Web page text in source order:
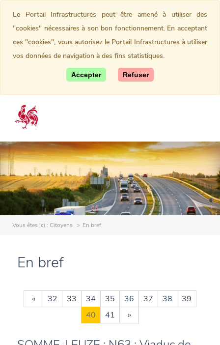
Vous êtes ici : Citoyens En bref
En bref
« 32 33 34 35 36 37 38
39
40
41 »
Le Portail Infrastructures peut être amené à utiliser des
"cookies" nécessaires à son bon fonctionnement. En acceptant
ces "cookies", vous autorisez le Portail Infrastructures à utiliser
vos données de navigation à des fins statistiques.
Accepter Refuser